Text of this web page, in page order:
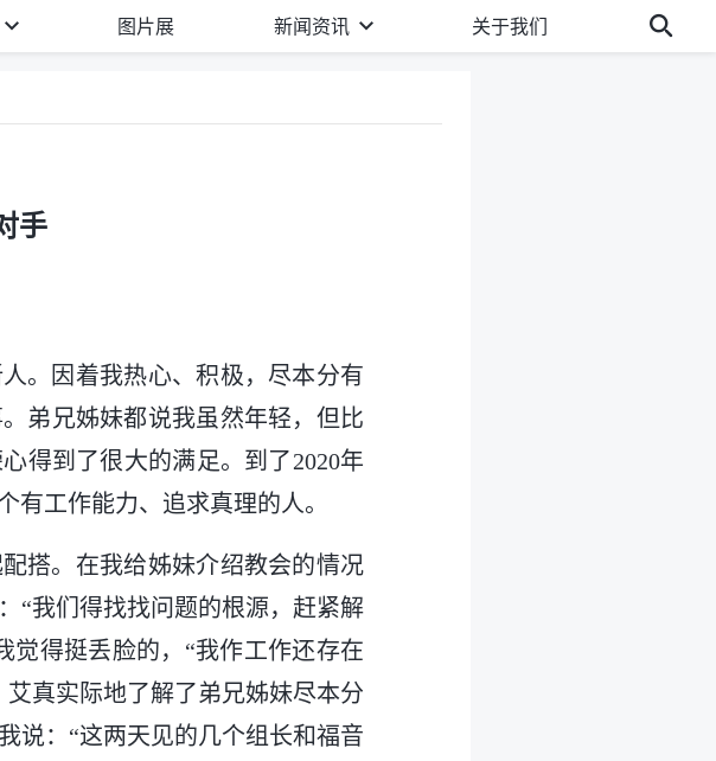
图片展 新闻资讯 关于我们
手
。因着我热心、积极，尽本分有
弟兄姊妹都说我虽然年轻，但比
得到了很大的满足。到了2020年
有工作能力、追求真理的人。
搭。在我给姊妹介绍教会的情况
“我们得找找问题的根源，赶紧解
觉得挺丢脸的，“我作工作还存在
真实际地了解了弟兄姊妹尽本分
说：“这两天见的几个组长和福音